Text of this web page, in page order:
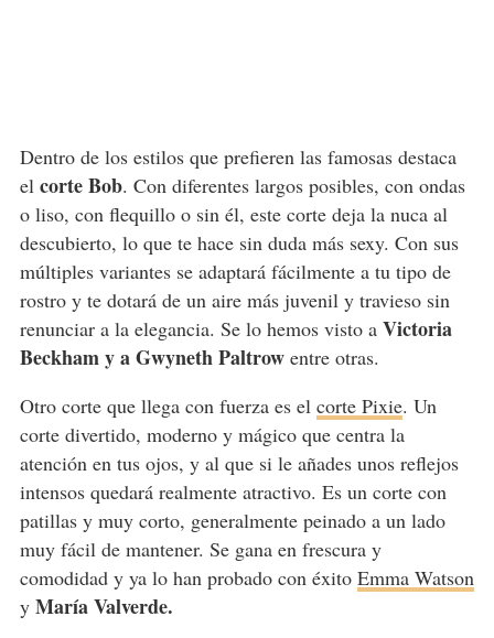
Dentro de los estilos que prefieren las famosas destaca
el corte Bob. Con diferentes largos posibles, con ondas
o liso, con flequillo o sin él, este corte deja la nuca al
descubierto, lo que te hace sin duda más sexy. Con sus
múltiples variantes se adaptará fácilmente a tu tipo de
rostro y te dotará de un aire más juvenil y travieso sin
renunciar a la elegancia. Se lo hemos visto a Victoria
Beckham y a Gwyneth Paltrowentre otras.
Otro corte que llega con fuerza es el corte Pixie. Un
corte divertido, moderno y mágico que centra la
atención en tus ojos, y al que si le añades unos reflejos
intensos quedará realmente atractivo. Es un corte con
patillas y muy corto, generalmente peinado a un lado
muy fácil de mantener. Se gana en frescura y
comodidad y ya lo han probado con éxito Emma Watson
y María Valverde.